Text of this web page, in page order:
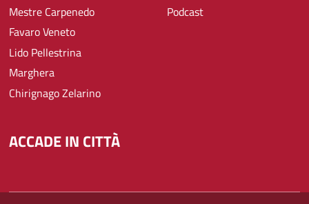
Mestre Carpenedo
Favaro Veneto
Lido Pellestrina
Marghera
Chirignago Zelarino
Podcast
ACCADE IN CITTÀ